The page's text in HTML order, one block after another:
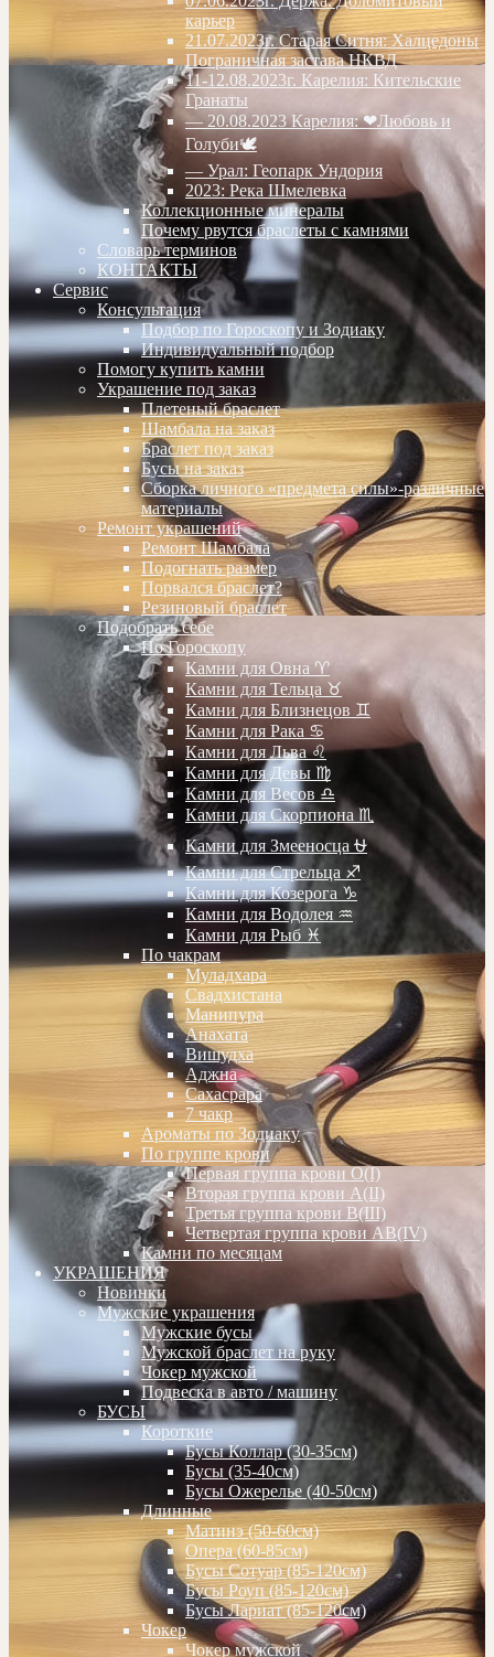
карьер
21.07.2023г. Старая Ситня: Халцедоны
Пограничная застава НКВД
11-12.08.2023г. Карелия: Кительские
Гранаты
— 20.08.2023 Карелия: ❤Любовь и
Голуби🕊
— Урал: Геопарк Ундория
2023: Река Шмелевка
Коллекционные минералы
Почему рвутся браслеты с камнями
Словарь терминов
КОНТАКТЫ
Сервис
Консультация
Подбор по Гороскопу и Зодиаку
Индивидуальный подбор
Помогу купить камни
Украшение под заказ
Плетеный браслет
Шамбала на заказ
Браслет под заказ
Бусы на заказ
Сборка личного «предмета силы»-различные
материалы
Ремонт украшений
Ремонт Шамбала
Подогнать размер
Порвался браслет?
Резиновый браслет
Подобрать себе
По Гороскопу
Камни для Овна ♈️
Камни для Тельца ♉️
Камни для Близнецов ♊️
Камни для Рака ♋️
Камни для Льва ♌️
Камни для Девы ♍️
Камни для Весов ♎️
Камни для Скорпиона ♏️
Камни для Змееносца ⛎
Камни для Стрельца ♐️
Камни для Козерога ♑️
Камни для Водолея ♒️
Камни для Рыб ♓️
По чакрам
Муладхара
Свадхистана
Манипура
Анахата
Вишудха
Аджна
Сахасрара
7 чакр
Ароматы по Зодиаку
По группе крови
Первая группа крови О(I)
Вторая группа крови А(II)
Третья группа крови В(III)
Четвертая группа крови АВ(IV)
Камни по месяцам
УКРАШЕНИЯ
Новинки
Мужские украшения
Мужские бусы
Мужской браслет на руку
Чокер мужской
Подвеска в авто / машину
БУСЫ
Короткие
Бусы Коллар (30-35см)
Бусы (35-40см)
Бусы Ожерелье (40-50см)
Длинные
Матинэ (50-60см)
Опера (60-85см)
Бусы Сотуар (85-120см)
Бусы Роуп (85-120см)
Бусы Лариат (85-120см)
Чокер
Чокер мужской